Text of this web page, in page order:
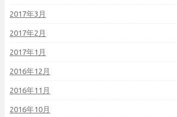
2017年3月
2017年2月
2017年1月
2016年12月
2016年11月
2016年10月